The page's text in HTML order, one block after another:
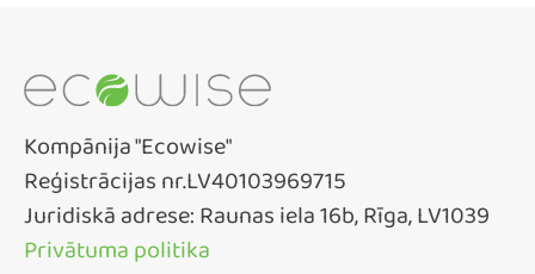
Kompānija "Ecowise"
Reģistrācijas nr.LV40103969715
Juridiskā adrese: Raunas iela 16b, Rīga, LV1039
Privātuma politika